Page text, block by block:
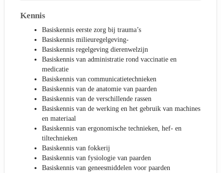
Kennis
Basiskennis eerste zorg bij trauma’s
Basiskennis milieuregelgeving-
Basiskennis regelgeving dierenwelzijn
Basiskennis van administratie rond vaccinatie en
medicatie
Basiskennis van communicatietechnieken
Basiskennis van de anatomie van paarden
Basiskennis van de verschillende rassen
Basiskennis van de werking en het gebruik van machines
en materiaal
Basiskennis van ergonomische technieken, hef- en
tiltechnieken
Basiskennis van fokkerij
Basiskennis van fysiologie van paarden
Basiskennis van geneesmiddelen voor paarden